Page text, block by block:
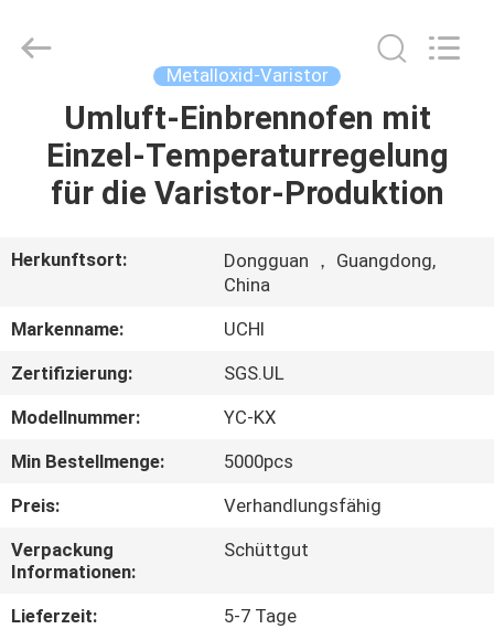
HAUS
PRODUKTE
VR-
ÜBER
UNS
FABRIK-
AUSFLUG
QUALITÄTSKONTROLLE
Co.,Ltd.
Metalloxid-Varistor
Umluft-Einbrennofen mit
Einzel-Temperaturregelung
für die Varistor-Produktion
Herkunftsort:
Dongguan ， Guangdong,
China
Markenname:
UCHI
Zertifizierung:
SGS.UL
Modellnummer:
YC-KX
Min Bestellmenge:
5000pcs
Preis:
Verhandlungsfähig
Verpackung
Informationen:
Schüttgut
Lieferzeit:
5-7 Tage